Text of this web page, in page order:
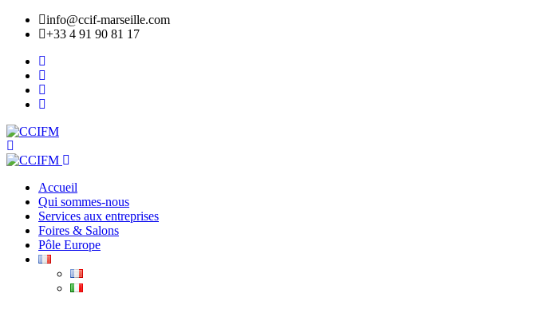
info@ccif-marseille.com
+33 4 91 90 81 17
Accueil
Qui sommes-nous
Services aux entreprises
Foires & Salons
Pôle Europe